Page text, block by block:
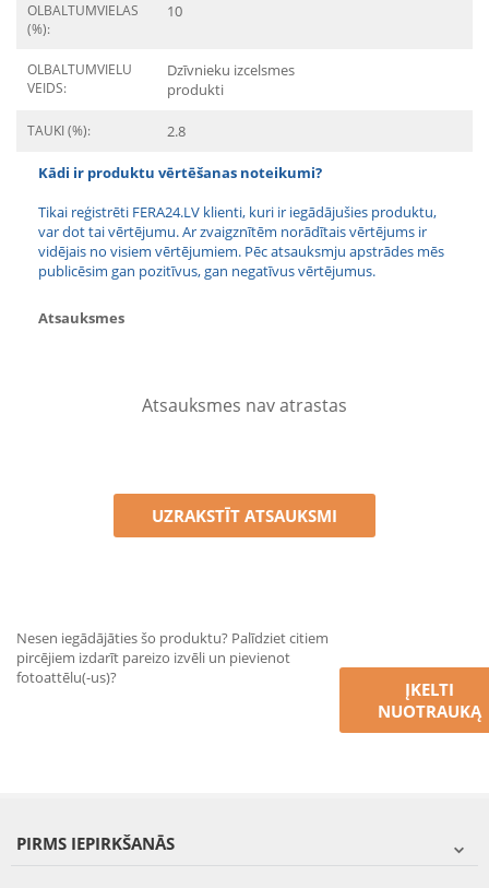
OLBALTUMVIELAS
(%):
10
OLBALTUMVIELU
VEIDS:
Dzīvnieku izcelsmes
produkti
TAUKI (%): 2.8
Kādi ir produktu vērtēšanas noteikumi?
Tikai reģistrēti FERA24.LV klienti, kuri ir iegādājušies produktu,
var dot tai vērtējumu. Ar zvaigznītēm norādītais vērtējums ir
vidējais no visiem vērtējumiem. Pēc atsauksmju apstrādes mēs
publicēsim gan pozitīvus, gan negatīvus vērtējumus.
Atsauksmes
Atsauksmes nav atrastas
UZRAKSTĪT ATSAUKSMI
Nesen iegādājāties šo produktu? Palīdziet citiem
pircējiem izdarīt pareizo izvēli un pievienot
fotoattēlu(-us)?
ĮKELTI
NUOTRAUKĄ
PIRMS IEPIRKŠANĀS